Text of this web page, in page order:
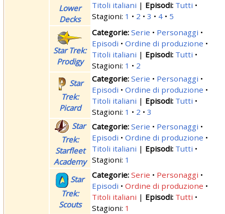
Lower
Decks
Titoli italiani |
Tutti
Stagioni: 1 2 3 4 5
Star Trek:
Prodigy
Serie
Personaggi
Episodi
Ordine di produzione
Titoli italiani |
Tutti
Stagioni: 1
2
Star
Trek:
Picard
Serie
Personaggi
Episodi
Ordine di produzione
Titoli italiani |
Tutti
Stagioni: 1 2
3
Star
Trek:
Starfleet
Academy
Serie
Personaggi
Episodi
Ordine di produzione
Titoli italiani |
Tutti
Stagioni: 1
Star
Trek:
Scouts
Serie
Personaggi
Episodi
Ordine di produzione
Titoli italiani |
Tutti
Stagioni: 1